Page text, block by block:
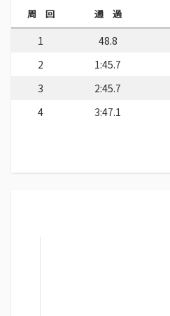
周 回 通 過
1 48.8
2
1:45.7
3
2:45.7
4
3:47.1